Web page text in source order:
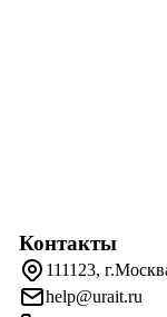
Контакты
111123,
help@urait.ru